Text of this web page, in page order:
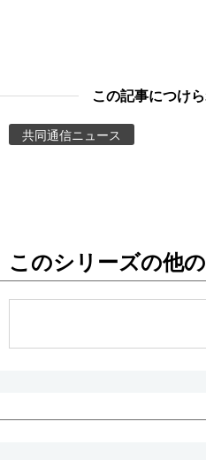
スポーツ・東京2020
Images
この記事につけ
共同通信ニュース
このシリーズの他